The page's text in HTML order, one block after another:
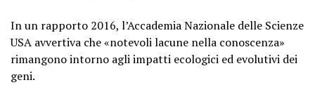
In un rapporto 2016, l’Accademia Nazionale delle Scienze
USA avvertiva che «notevoli lacune nella conoscenza»
rimangono intorno agli impatti ecologici ed evolutivi dei
geni.